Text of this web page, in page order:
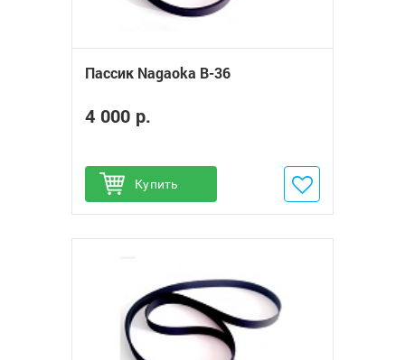
Пассик Nagaoka B-36
4 000 р.
Купить
Добавить в избранное